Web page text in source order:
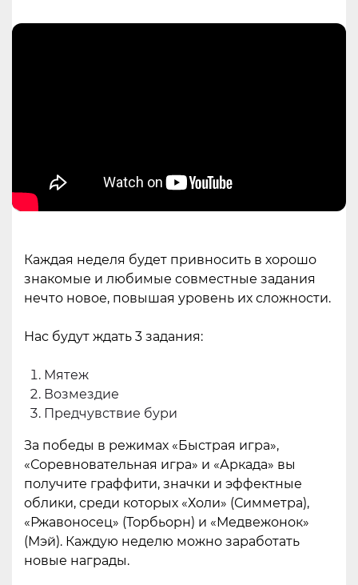
Каждая неделя будет привносить в хорошо
знакомые и любимые совместные задания
нечто новое, повышая уровень их сложности.
Нас будут ждать 3 задания:
Мятеж
Возмездие
Предчувствие бури
За победы в режимах «Быстрая игра»,
«Соревновательная игра» и «Аркада» вы
получите граффити, значки и эффектные
облики, среди которых «Холи» (Симметра),
«Ржавоносец» (Торбьорн) и «Медвежонок»
(Мэй). Каждую неделю можно заработать
новые награды.